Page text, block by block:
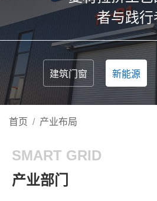
者与践行
建筑门窗 新能源
首页 / 产业布局
SMART GRID
产业部门